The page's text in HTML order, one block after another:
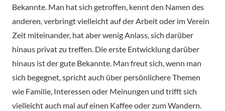
Bekannte. Man hat sich getroffen, kennt den Namen des
anderen, verbringt vielleicht auf der Arbeit oder im Verein
Zeit miteinander, hat aber wenig Anlass, sich darüber
hinaus privat zu treffen. Die erste Entwicklung darüber
hinaus ist der gute Bekannte. Man freut sich, wenn man
sich begegnet, spricht auch über persönlichere Themen
wie Familie, Interessen oder Meinungen und trifft sich
vielleicht auch mal auf einen Kaffee oder zum Wandern.